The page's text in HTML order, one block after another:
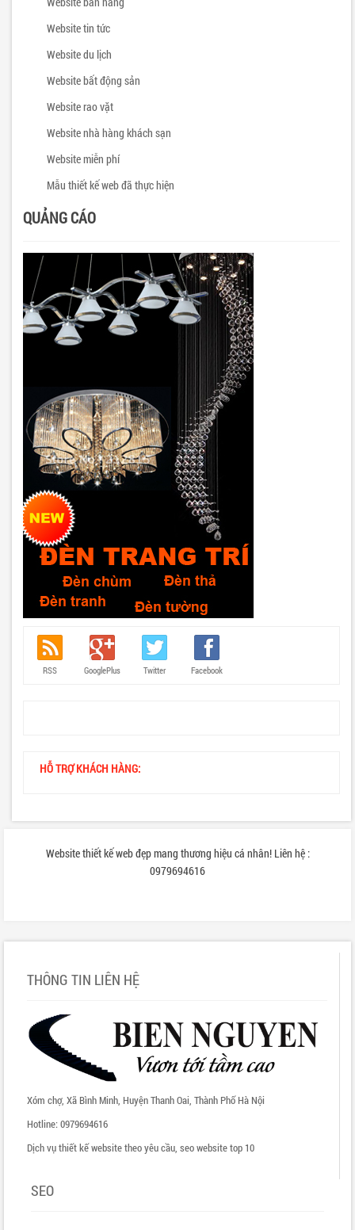
Website tin tức
Website du lịch
Website bất động sản
Website rao vặt
Website nhà hàng khách sạn
Website miễn phí
Mẫu thiết kế web đã thực hiện
QUẢNG CÁO
RSS GooglePlus Twitter Facebook
HỖ TRỢ KHÁCH HÀNG:
Website thiết kế web đẹp mang thương hiệu cá nhân! Liên hệ :
0979694616
THÔNG TIN LIÊN HỆ
Xóm chợ, Xã Bình Minh, Huyện Thanh Oai, Thành Phố Hà Nội
Hotline: 0979694616
Dịch vụ thiết kế website theo yêu cầu, seo website top 10
SEO